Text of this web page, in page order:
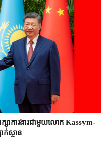
សា​ការងារជាមួយ​លោក Kassym-
ក់ស្ថាន​